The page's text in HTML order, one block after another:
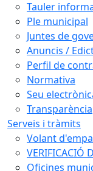
Tauler
Ple municipal
Juntes de
Anuncis /
Perfil de
Normativa
Seu
Transparència
Serveis i tràmits
Volant
VERIFICACIÓ
Oficines